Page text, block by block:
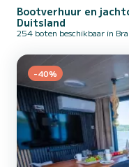
Bootverhuur en
Duitsland
254 boten beschikbaar in
-40%